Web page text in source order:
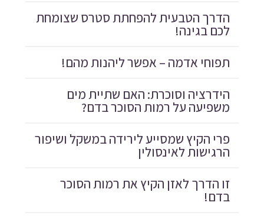
הדרך הטבעית להפחתת סטרס שצומחת
לכם בגינה!
תפוחי אדמה – אפשר ליהנות מהם!
הידרציה וסוכרת: האם שתיית מים
משפיעה על רמות הסוכר בדם?
פרי הקיץ שמסייע לירידה במשקל ושיפור
הרגישות לאינסולין
זו הדרך לאזן הקיץ את רמות הסוכר
בדם!